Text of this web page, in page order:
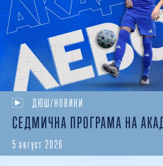
ДЮШ/НОВИНИ
СЕДМИЧНА ПРОГРАМА НА
5 август 2026